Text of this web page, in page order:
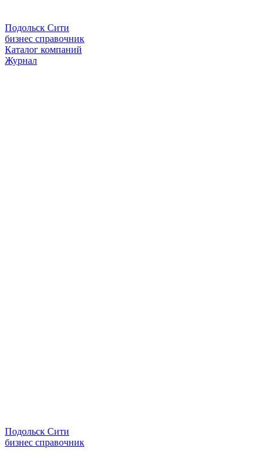
Подольск Сити
бизнес справочник
Каталог компаний
Журнал
Подольск Сити
бизнес справочник